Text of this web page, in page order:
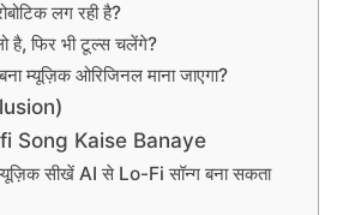
लग रही है?
है, फिर भी टूल्स चलेंगे?
म्यूज़िक ओरिजिनल माना जाएगा?
Song Kaise Banaye
म्यूज़िक सीखें AI से Lo-Fi सॉन्ग बना सकता